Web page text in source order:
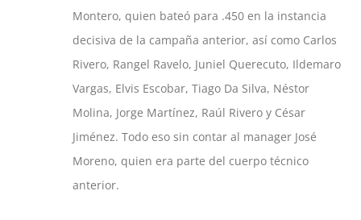
Montero, quien bateó para .450 en la instancia
decisiva de la campaña anterior, así como Carlos
Rivero, Rangel Ravelo, Juniel Querecuto, Ildemaro
Vargas, Elvis Escobar, Tiago Da Silva, Néstor
Molina, Jorge Martínez, Raúl Rivero y César
Jiménez. Todo eso sin contar al manager José
Moreno, quien era parte del cuerpo técnico
anterior.